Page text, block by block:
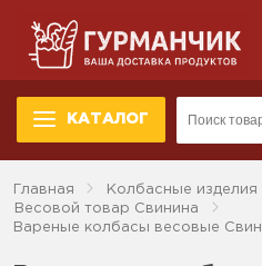
КАТАЛОГ
Главная
Колбасные изделия
Весовой товар Свинина
Вареные колбасы весовые